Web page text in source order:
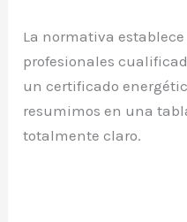
La normativa
profesionales
un certificado
resumimos en una
totalmente claro.